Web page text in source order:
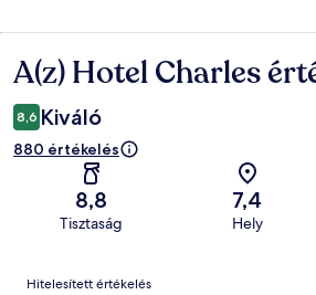
Értékelések
A(z) Hotel Charles
8,6 Kiváló
880 értékelés
8,8
Tisztaság
7,4
Hely
Értékelések
Hitelesített értékelés